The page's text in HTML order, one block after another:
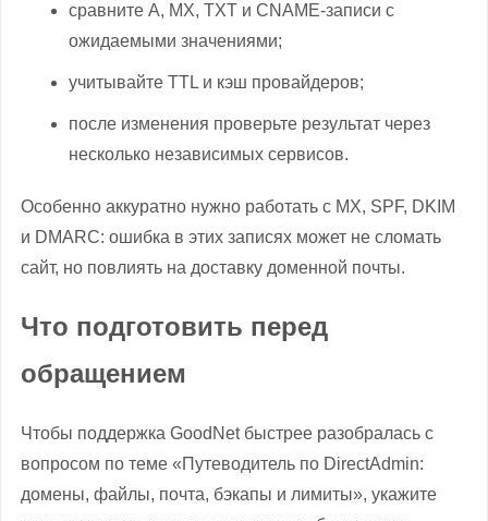
сравните A, MX, TXT и CNAME-записи с
ожидаемыми значениями;
учитывайте TTL и кэш провайдеров;
после изменения проверьте результат через
несколько независимых сервисов.
Особенно аккуратно нужно работать с MX, SPF, DKIM
и DMARC: ошибка в этих записях может не сломать
сайт, но повлиять на доставку доменной почты.
Что подготовить перед
обращением
Чтобы поддержка GoodNet быстрее разобралась с
вопросом по теме «Путеводитель по DirectAdmin:
домены, файлы, почта, бэкапы и лимиты», укажите